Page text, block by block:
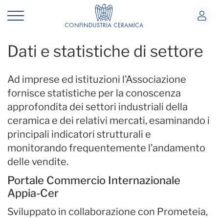
Dati e statistiche di settore
Area tematica
Dati e statistiche di settore
Ad imprese ed istituzioni l’Associazione
fornisce statistiche per la conoscenza
approfondita dei settori industriali della
ceramica e dei relativi mercati, esaminando i
principali indicatori strutturali e
monitorando frequentemente l’andamento
delle vendite.
Portale Commercio Internazionale
Appia-Cer
Sviluppato in collaborazione con Prometeia,